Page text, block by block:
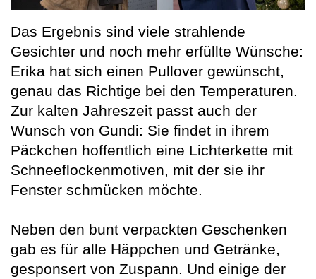
Das Ergebnis sind viele strahlende
Gesichter und noch mehr erfüllte Wünsche:
Erika hat sich einen Pullover gewünscht,
genau das Richtige bei den Temperaturen.
Zur kalten Jahreszeit passt auch der
Wunsch von Gundi: Sie findet in ihrem
Päckchen hoffentlich eine Lichterkette mit
Schneeflockenmotiven, mit der sie ihr
Fenster schmücken möchte.
Neben den bunt verpackten Geschenken
gab es für alle Häppchen und Getränke,
gesponsert von Zuspann. Und einige der